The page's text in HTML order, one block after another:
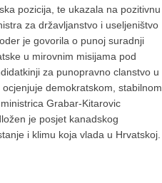
pozicija, te ukazala na pozitivnu
za državljanstvo i useljeništvo
je govorila o punoj suradnji
u mirovnim misijama pod
za punopravno clanstvo u
demokratskom, stabilnom
Grabar-Kitarovic
je posjet kanadskog
i klimu koja vlada u Hrvatskoj.